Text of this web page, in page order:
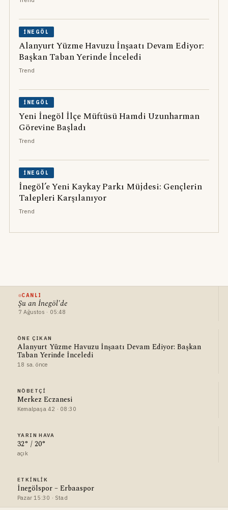
İNEGÖL
Alanyurt Yüzme Havuzu İnşaatı Devam Ediyor:
Başkan Taban Yerinde İnceledi
Trend
İNEGÖL
Yeni İnegöl İlçe Müftüsü Hamdi Uzunharman
Görevine Başladı
Trend
İNEGÖL
İnegöl’e Yeni Kaykay Parkı Müjdesi: Gençlerin
Talepleri Karşılanıyor
Trend
CANLI
Şu an İnegöl'de
7 Ağustos · 05:48
ÖNE ÇIKAN
Alanyurt Yüzme Havuzu İnşaatı Devam Ediyor: Başkan
Taban Yerinde İnceledi
18 sa. önce
NÖBETÇI
Merkez Eczanesi
Kemalpaşa 42 · 08:30
YARIN HAVA
32° / 20°
açık
ETKINLIK
İnegölspor – Erbaaspor
Pazar 15:30 · Stad